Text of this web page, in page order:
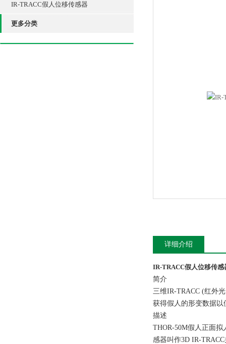
IR-TRACC假人位移传感器
更多分类
详细介绍
IR-TRACC假人位移传感
简介
三维IR-TRACC (红外
获得假人的形变数据
描述
THOR-50M假人正面拟
感器叫作3D IR-